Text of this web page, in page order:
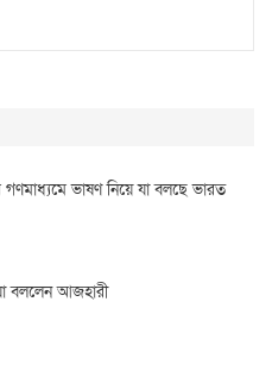
গণমাধ্যমে ভাষণ নিয়ে যা বলছে ভারত
বললেন আজহারী